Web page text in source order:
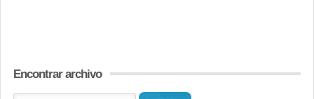
Encontrar archivo